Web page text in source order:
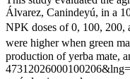
Álvarez, Canindeyú, in a
NPK doses of 0, 100, 200,
were higher when green
production of yerba mate,